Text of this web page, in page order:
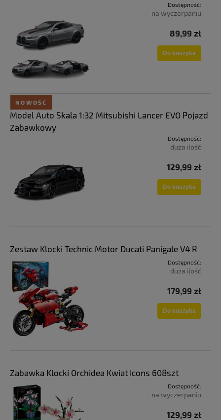
Dostępność:
na wyczerpaniu
89,99 zł
Do koszyka
Model Auto Skala 1:32 Mitsubishi Lancer EVO Pojazd
Zabawkowy
Dostępność:
duża ilość
129,99 zł
Do koszyka
NOWOŚĆ
Zestaw Klocki Technic Motor Ducati Panigale V4 R
Dostępność:
duża ilość
179,99 zł
Do koszyka
Zabawka Klocki Orchidea Kwiat Icons 608szt
Dostępność:
na wyczerpaniu
129,99 zł